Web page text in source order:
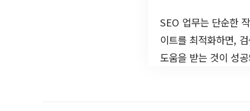
SEO 업무는 단순한
이트를 최적화하면,
도움을 받는 것이 성